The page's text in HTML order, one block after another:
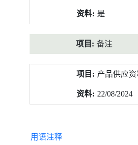
是
备注
产品供应
22/08/2024
用语注释